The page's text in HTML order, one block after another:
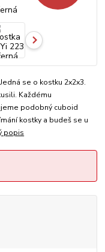
se o kostku 2x2x3.
Každému
podobný cuboid
kostky a budeš se u
popis